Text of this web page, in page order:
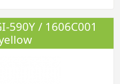
590Y / 1606C001